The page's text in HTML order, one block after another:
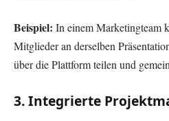
Beispiel: In einem Marketingteam
Mitglieder an derselben
über die Plattform teilen und
3. Integrierte